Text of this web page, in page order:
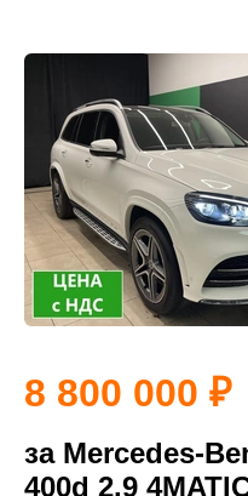
8 800 000
за Mercedes-
400d 2.9